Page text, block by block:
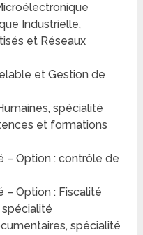
Industrielle,
et Réseaux
et Gestion de
spécialité
et formations
– Option : contrôle de
– Option : Fiscalité
spécialité
spécialité